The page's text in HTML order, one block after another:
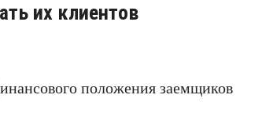
их клиентов
положения заемщиков